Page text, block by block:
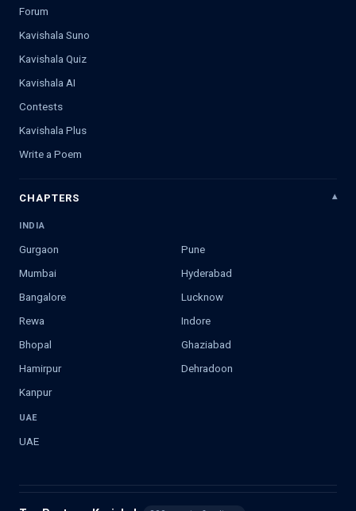
Forum
Kavishala Suno
Kavishala Quiz
Kavishala AI
Contests
Kavishala Plus
Write a Poem
CHAPTERS
INDIA
Gurgaon
Pune
Mumbai
Hyderabad
Bangalore
Lucknow
Rewa
Indore
Bhopal
Ghaziabad
Hamirpur
Dehradoon
Kanpur
UAE
UAE